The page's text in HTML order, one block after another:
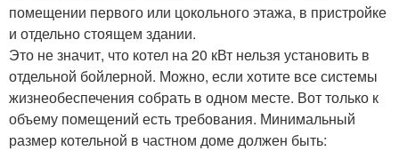
помещении первого или цокольного этажа, в пристройке
и отдельно стоящем здании.
Это не значит, что котел на 20 кВт нельзя установить в
отдельной бойлерной. Можно, если хотите все системы
жизнеобеспечения собрать в одном месте. Вот только к
объему помещений есть требования. Минимальный
размер котельной в частном доме должен быть: